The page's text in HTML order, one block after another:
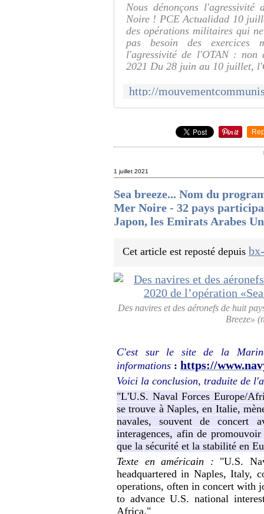
Nous dénonçons
Noire ! PCE Actualidad 10
des opérations militaires qui
pas besoin des exercices
l'agressivité de l'OTAN :
2021 Du 28 juin au 10 juillet,
1 juillet 2021
Sea breeze... Nom du
Mer Noire - 32 pays
Japon, les Emirats Arabes
Cet article est reposté depuis
Des navires et des aéronefs de huit
Breeze»
C'est sur le site de la
informations :https://
Voici la conclusion, traduite de
"L'U.S. Naval Forces Europe/
se trouve à Naples, en Italie,
navales, souvent de concert
interagences, afin de
que la sécurité et la stabilité en
Texte en américain : "U.S.
headquartered in Naples, Italy,
operations, often in concert with
to advance U.S. national
Africa."